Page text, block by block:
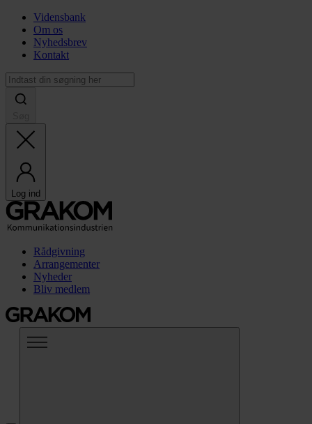
Vidensbank
Om os
Nyhedsbrev
Kontakt
Log ind
Rådgivning
Arrangementer
Nyheder
Bliv medlem